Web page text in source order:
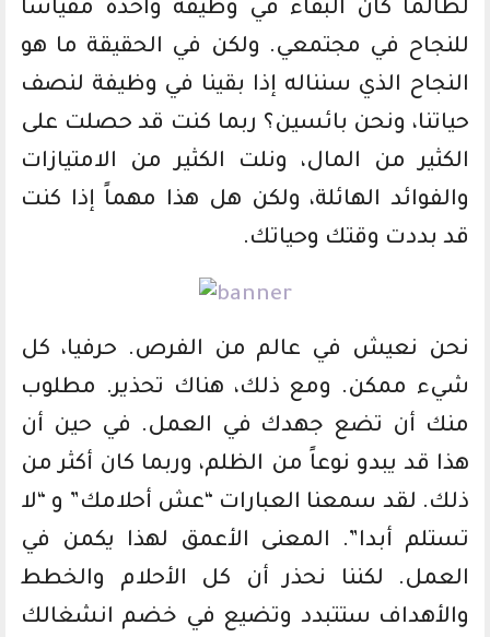
لطالما كان البقاء في وظيفة واحدة مقياساً
للنجاح في مجتمعي. ولكن في الحقيقة ما هو
النجاح الذي سنناله إذا بقينا في وظيفة لنصف
حياتنا، ونحن بائسين؟ ربما كنت قد حصلت على
الكثير من المال، ونلت الكثير من الامتيازات
والفوائد الهائلة، ولكن هل هذا مهماً إذا كنت
قد بددت وقتك وحياتك.
نحن نعيش في عالم من الفرص. حرفيا، كل
شيء ممكن. ومع ذلك، هناك تحذير. مطلوب
منك أن تضع جهدك في العمل. في حين أن
هذا قد يبدو نوعاً من الظلم، وربما كان أكثر من
ذلك. لقد سمعنا العبارات “عش أحلامك” و “لا
تستلم أبدا”. المعنى الأعمق لهذا يكمن في
العمل. لكننا نحذر أن كل الأحلام والخطط
والأهداف ستتبدد وتضيع في خضم انشغالك